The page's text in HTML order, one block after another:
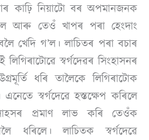
কাঢ়ি নিয়াটো বৰ অপমানজনক
আৰু তেওঁ খাপৰ পৰা হেংদাং
খেদি গ’ল। লাচিতৰ পৰা বচাৰ
স্বৰ্গদেৱৰ সিংহাসনৰ
ধৰি তালৈকে লিগিৰাটোক
স্বৰ্গদেৱে হস্তক্ষেপ কৰিলে
প্ৰমাণ লাভ কৰি তেওঁক
ধৰিলে। লাচিতক স্বৰ্গদেৱে